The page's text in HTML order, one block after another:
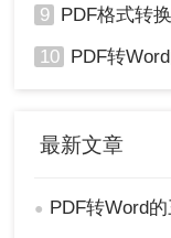
9 PDF格式转换全
10 PDF转Word的4
最新文章
● PDF转Word的三